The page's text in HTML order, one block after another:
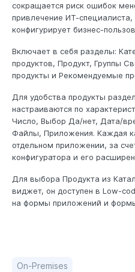
сокращается риск ошибок
привлечение ИТ-специалиста,
конфигурирует бизнес-
Включает в себя разделы:
продуктов, Продукт, Группы
продукты и Рекомендуемые
Для удобства продукты
настраиваются по
Число, Выбор Да/нет, Дата/
Файлы, Приложения. Каждая
отдельном приложении, за
конфигуратора и его
Для выбора Продукта из
виджет, он доступен в Low-
на формы приложений и
On-Premises